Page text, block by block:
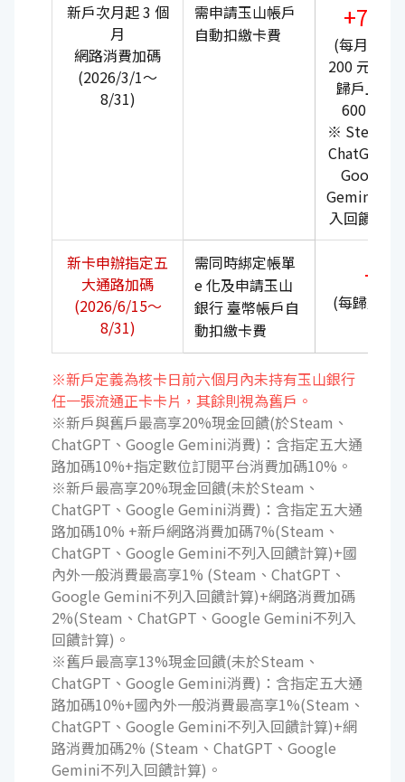
新戶次月起 3 個
月
網路消費加碼
(2026/3/1～
8/31)
需申請玉山帳戶
自動扣繳卡費
+7%
(每月上限
200 元， 每
歸戶上限
600 元)
※ Steam、
ChatGPT、
Google
Gemini不列
入回饋計算
新卡申辦指定五
大通路加碼
(2026/6/15～
8/31)
需同時綁定帳單
e 化及申請玉山
銀行 臺幣帳戶自
動扣繳卡費
(每歸戶上
※新戶定義為核卡日前六個月內未持有玉山銀行
任一張流通正卡卡片，其餘則視為舊戶。
※新戶與舊戶最高享20%現金回饋(於Steam、
ChatGPT、Google Gemini消費)：含指定五大通
路加碼10%+指定數位訂閱平台消費加碼10%。
※新戶最高享20%現金回饋(未於Steam、
ChatGPT、Google Gemini消費)：含指定五大通
路加碼10% +新戶網路消費加碼7%(Steam、
ChatGPT、Google Gemini不列入回饋計算)+國
內外一般消費最高享1% (Steam、ChatGPT、
Google Gemini不列入回饋計算)+網路消費加碼
2%(Steam、ChatGPT、Google Gemini不列入
回饋計算)。
※舊戶最高享13%現金回饋(未於Steam、
ChatGPT、Google Gemini消費)：含指定五大通
路加碼10%+國內外一般消費最高享1%(Steam、
ChatGPT、Google Gemini不列入回饋計算)+網
路消費加碼2% (Steam、ChatGPT、Google
Gemini不列入回饋計算)。